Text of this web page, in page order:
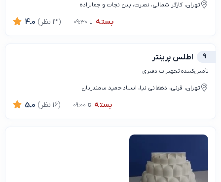
تهران، کارگر شمالی، نصرت، بین نجات و جمالزاده
بسته تا 09:30 4.0 (13 نظر)
9 اطلس پرینتر
تأمین‌کننده تجهیزات دفتری
تهران، قرنی، دهقانی نیا، استاد حمید سمندریان
بسته تا 09:00 5.0 (16 نظر)